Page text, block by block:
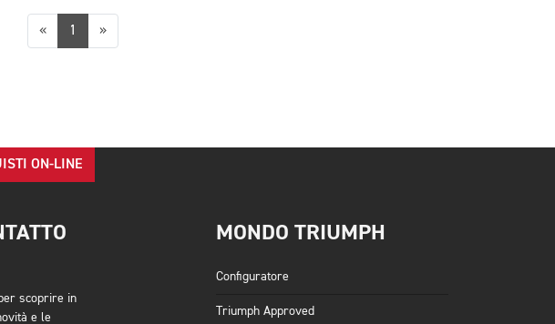
«Precedente
1 »Successiva
ON-LINE
scoprire in
e le
MONDO TRIUMPH
Configuratore
Triumph Approved